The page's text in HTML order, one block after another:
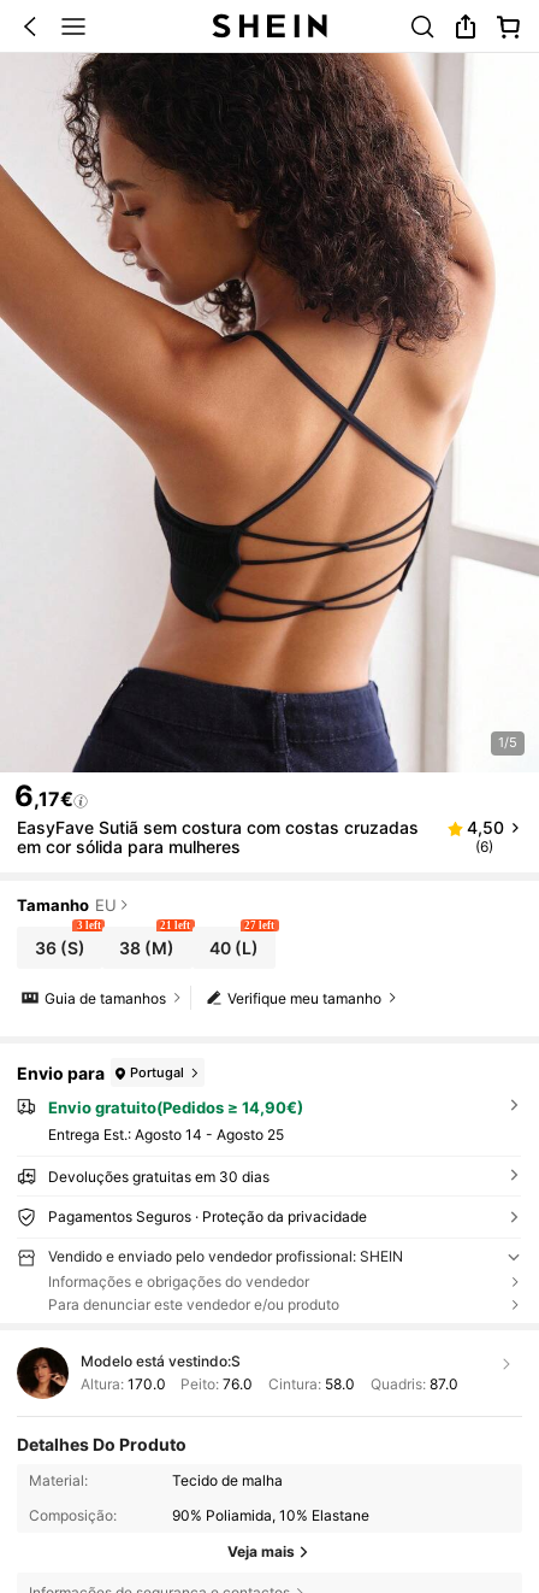
1/5
6,17€
EasyFave Sutiã sem costura com costas cruzadas
em cor sólida para mulheres
4,50
(6)
Tamanho EU
36(S)
3 left
38 (M)
21 left
40(L)
27 left
Verifique meu tamanho
Guia de tamanhos
Envio para Portugal
Envio gratuito(Pedidos ≥ 14,90€)
Entrega Est.: Agosto 14 - Agosto 25
Devoluções gratuitas em 30 dias
Pagamentos Seguros · Proteção da privacidade
Vendido e enviado pelo vendedor profissional: SHEIN
Informações e obrigações do vendedor
Para denunciar este vendedor e/ou produto
Modelo está vestindo:S
Altura: 170.0 Peito:76.0 Cintura: 58.0 Quadris: 87.0
Detalhes Do Produto
Material:
Tecido de malha
Composição:
90% Poliamida, 10% Elastane
Veja mais